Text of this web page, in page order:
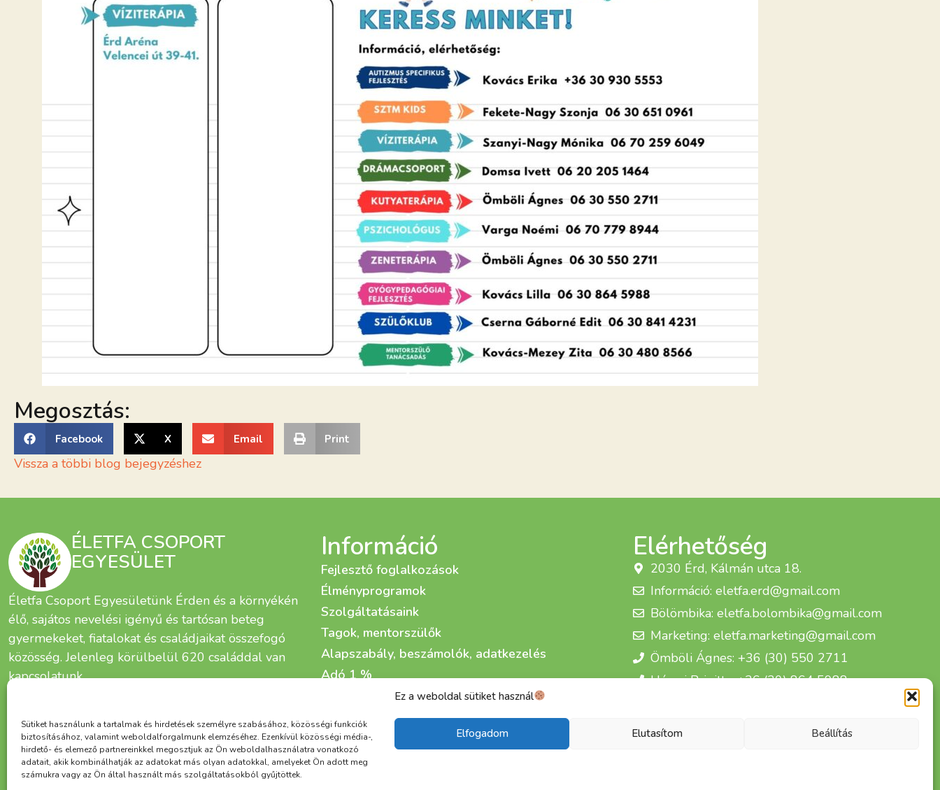
Ez a weboldal sütiket használ
Sütiket használunk a tartalmak és hirdetések személyre szabásához, közösségi funkciók
biztosításához, valamint weboldalforgalmunk elemzéséhez. Ezenkívül közösségi média-,
hirdető- és elemező partnereinkkel megosztjuk az Ön weboldalhasználatra vonatkozó
adatait, akik kombinálhatják az adatokat más olyan adatokkal, amelyeket Ön adott meg
számukra vagy az Ön által használt más szolgáltatásokból gyűjtöttek.
Elfogadom Elutasítom Beállítás
Megosztás:
Facebook X Email Print
Vissza a többi blog bejegyzéshez
ÉLETFA CSOPORT
EGYESÜLET
Életfa Csoport Egyesületünk Érden és a környékén
élő, sajátos nevelési igényű és tartósan beteg
gyermekeket, fiatalokat és családjaikat összefogó
közösség. Jelenleg körülbelül 620 családdal van
kapcsolatunk.
Információ
Fejlesztő foglalkozások
Élményprogramok
Szolgáltatásaink
Tagok, mentorszülők
Alapszabály, beszámolók, adatkezelés
Adó 1 %
Adománygyűjtő kampányaink
Életfa Fejlesztő és Gondozó Központ kialakítása
Elérhetőség
2030 Érd, Kálmán utca 18.
Információ: eletfa.erd@gmail.com
Bölömbika: eletfa.bolombika@gmail.com
Marketing: eletfa.marketing@gmail.com
Ömböli Ágnes: +36 (30) 550 2711
Hárosi Brigitta: +36 (30) 864 5988